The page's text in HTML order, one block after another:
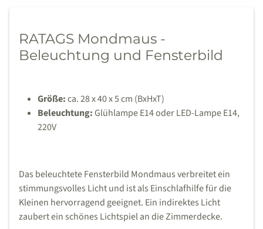
RATAGS Mondmaus -
Beleuchtung und Fensterbild
Größe:ca. 28 x 40 x 5 cm (BxHxT)
Beleuchtung:Glühlampe E14 oder LED-Lampe E14,
220V
Das beleuchtete Fensterbild Mondmaus verbreitet ein
stimmungsvolles Licht und ist als Einschlafhilfe für die
Kleinen hervorragend geeignet. Ein indirektes Licht
zaubert ein schönes Lichtspiel an die Zimmerdecke.